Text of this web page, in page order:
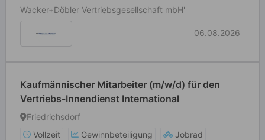
Wacker+Döbler Vertriebsgesellschaft mbH'
06.08.2026
Kaufmännischer Mitarbeiter (m/w/d) für den
Vertriebs-Innendienst International
Friedrichsdorf
Vollzeit
Gewinnbeteiligung
Jobrad